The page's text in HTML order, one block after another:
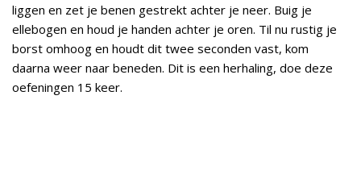
liggen en zet je benen gestrekt achter je neer. Buig je
ellebogen en houd je handen achter je oren. Til nu rustig je
borst omhoog en houdt dit twee seconden vast, kom
daarna weer naar beneden. Dit is een herhaling, doe deze
oefeningen 15 keer.